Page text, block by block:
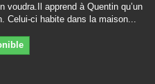
voudra.Il apprend à Quentin qu’un
Celui-ci habite dans la maison...